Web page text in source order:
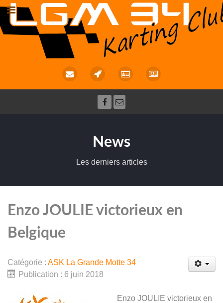
News
Les derniers articles
Enzo JOULIE victorieux en
Belgique
Catégorie : ASK La Grande Motte 34
Publication : 6 juin 2018
Enzo JOULIE victorieux en